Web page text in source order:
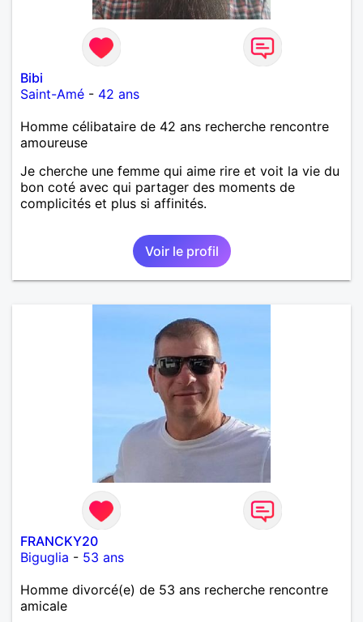
Bibi
Saint-Amé - 42 ans
Homme célibataire de 42 ans recherche rencontre
amoureuse
Je cherche une femme qui aime rire et voit la vie du
bon coté avec qui partager des moments de
complicités et plus si affinités.
Voir le profil
FRANCKY20
Biguglia - 53 ans
Homme divorcé(e) de 53 ans recherche rencontre
amicale